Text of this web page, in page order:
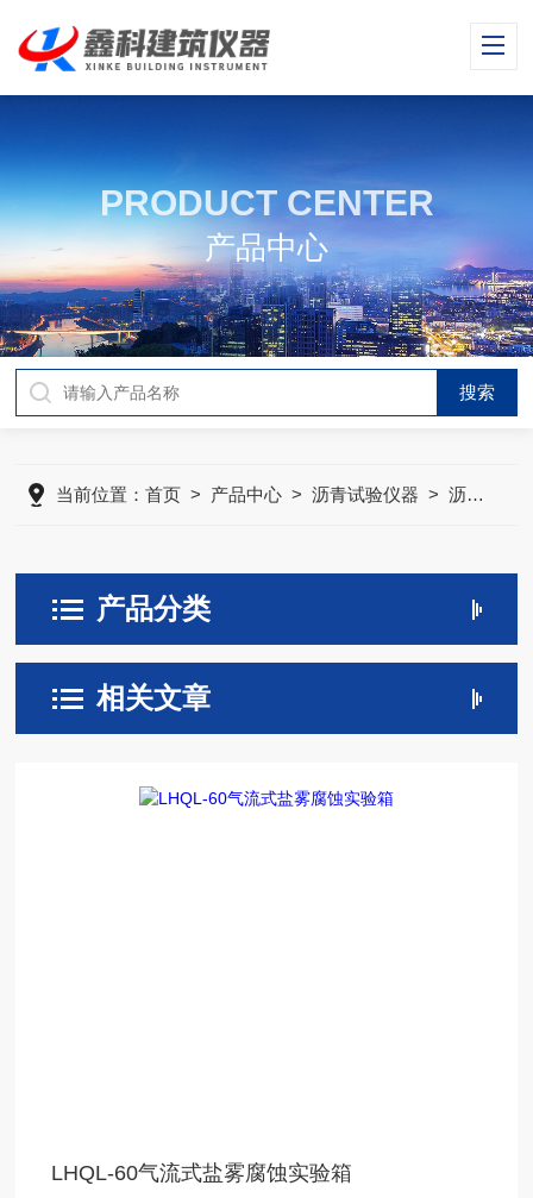
PRODUCT CENTER
产品中心
当前位置：首页 > 产品中心 >沥青试验仪器 >沥青闪点与燃点测定仪
产品分类
相关文章
LHQL-60气流式盐雾腐蚀实验箱